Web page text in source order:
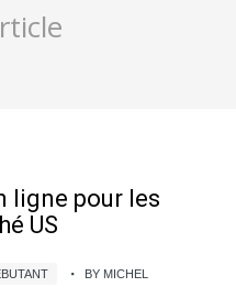
ligne pour les
US
BY MICHEL